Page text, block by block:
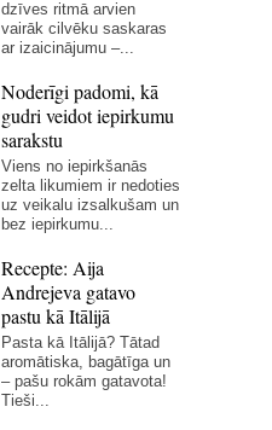
dzīves ritmā arvien
vairāk cilvēku saskaras
ar izaicinājumu –...
Noderīgi padomi, kā
gudri veidot iepirkumu
sarakstu
Viens no iepirkšanās
zelta likumiem ir nedoties
uz veikalu izsalkušam un
bez iepirkumu...
Recepte: Aija
Andrejeva gatavo
pastu kā Itālijā
Pasta kā Itālijā? Tātad
aromātiska, bagātīga un
– pašu rokām gatavota!
Tieši...